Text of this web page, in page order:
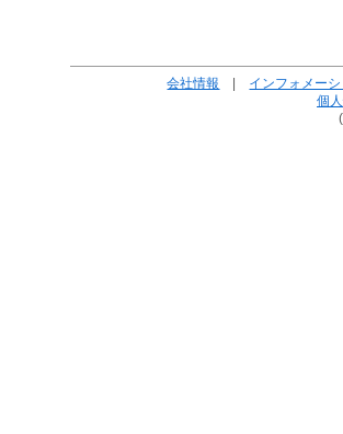
会社情報 | インフォメー
個